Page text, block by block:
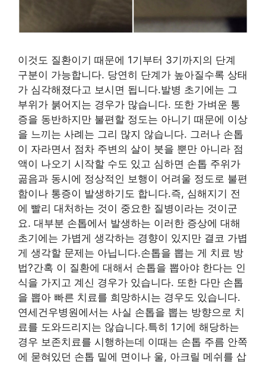
이것도 질환이기 때문에 1기부터 3기까지의 단계
구분이 가능합니다. 당연히 단계가 높아질수록 상태
가 심각해졌다고 보시면 됩니다.발병 초기에는 그
부위가 붉어지는 경우가 많습니다. 또한 가벼운 통
증을 동반하지만 불편할 정도는 아니기 때문에 이상
을 느끼는 사례는 그리 많지 않습니다. 그러나 손톱
이 자라면서 점차 주변의 살이 붓을 뿐만 아니라 점
액이 나오기 시작할 수도 있고 심하면 손톱 주위가
곪음과 동시에 정상적인 보행이 어려울 정도로 불편
함이나 통증이 발생하기도 합니다.즉, 심해지기 전
에 빨리 대처하는 것이 중요한 질병이라는 것이군
요. 대부분 손톱에서 발생하는 이러한 증상에 대해
초기에는 가볍게 생각하는 경향이 있지만 결코 가볍
게 생각할 문제는 아닙니다.손톱을 뽑는 게 치료 방
법?간혹 이 질환에 대해서 손톱을 뽑아야 한다는 인
식을 가지고 계신 경우가 있습니다. 또한 다만 손톱
을 뽑아 빠른 치료를 희망하시는 경우도 있습니다.
연세건우병원에서는 사실 손톱을 뽑는 방향으로 치
료를 도와드리지는 않습니다.특히 1기에 해당하는
경우 보존치료를 시행하는데 이때는 손톱 주름 안쪽
에 묻혀있던 손톱 밑에 면이나 울, 아크릴 메쉬를 삽